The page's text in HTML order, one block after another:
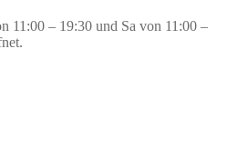
11:00 – 19:30 und Sa von 11:00 –